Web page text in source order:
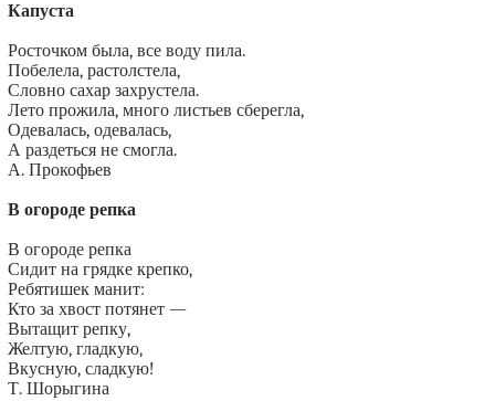
Капуста
Росточком была, все воду пила.
Побелела, растолстела,
Словно сахар захрустела.
Лето прожила, много листьев сберегла,
Одевалась, одевалась,
А раздеться не смогла.
А. Прокофьев
В огороде репка
В огороде репка
Сидит на грядке крепко,
Ребятишек манит:
Кто за хвост потянет —
Вытащит репку,
Желтую, гладкую,
Вкусную, сладкую!
Т. Шорыгина